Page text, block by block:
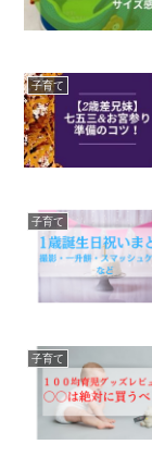
子育て
子育て
子育て